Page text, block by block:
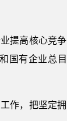
提高核心竞争
国有企业总目
作，把坚定拥